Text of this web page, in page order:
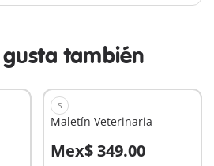
también
S
Maletín Veterinaria
Mex$ 349.00
A la cesta